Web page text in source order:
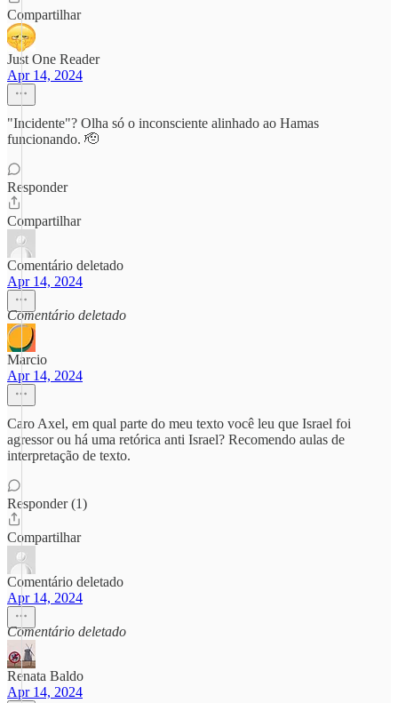
Compartilhar
Just One Reader
Apr 14, 2024
"Incidente"? Olha só o inconsciente alinhado ao Hamas
funcionando. 🫡
Responder
Compartilhar
Comentário deletado
Apr 14, 2024
Comentário deletado
Marcio
Apr 14, 2024
Caro Axel, em qual parte do meu texto você leu que Israel foi
agressor ou há uma retórica anti Israel? Recomendo aulas de
interpretação de texto.
Responder (1)
Compartilhar
Comentário deletado
Apr 14, 2024
Comentário deletado
Renata Baldo
Apr 14, 2024